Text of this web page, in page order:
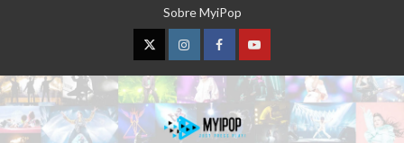
Sobre MyiPop
TwitterInstagramFacebookYouTube